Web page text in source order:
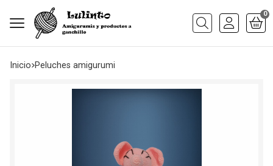
Buscar
0
Inicio peluches amigurumi